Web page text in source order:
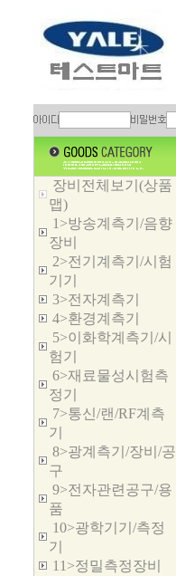
장비전체보기(상품
맵)
1>방송계측기/음향
장비
2>전기계측기/시험
기기
3>전자계측기
4>환경계측기
5>이화학계측기/시
험기
6>재료물성시험측
정기
7>통신/랜/RF계측
기
8>광계측기/장비/공
구
9>전자관련공구/용
품
10>광학기기/측정
기
11>정밀측정장비